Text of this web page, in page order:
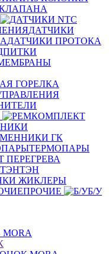
ДАТЧИКИ
ДАТЧИКИ ПРОТОКА
ГОРЕЛКА
ТЕРМОПАРЫ
ПЕРЕГРЕВА
ТЭН
ЖИКЛЕРЫ
ПРОЧИЕ
Б/У